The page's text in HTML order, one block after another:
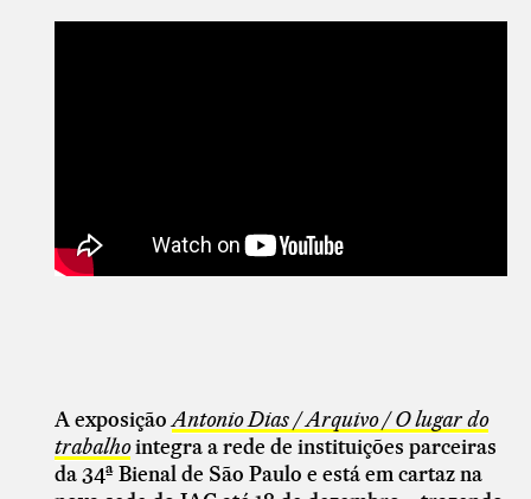
AexposiçãoAntonio Dias / Arquivo / O lugar do
trabalhointegra a rede de instituições parceiras
da 34ª Bienal de São Paulo e está em cartaz na